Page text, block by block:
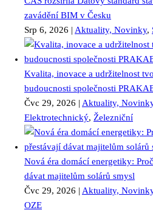
zavádění BIM v Česku
Srp 6, 2026 | Aktuality, Novinky,
Kvalita, inovace a udržitelnost
budoucnosti společnosti
Čvc 29, 2026 | Aktuality,
Elektrotechnický, Železniční
Nová éra domácí energetiky:
dávat majitelům solárů smysl
Čvc 29, 2026 | Aktuality,
OZE